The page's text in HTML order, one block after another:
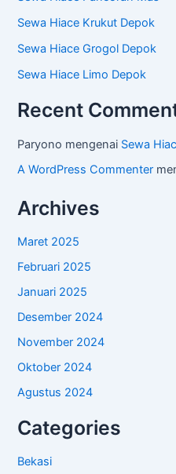
Sewa Hiace Krukut Depok
Sewa Hiace Grogol Depok
Sewa Hiace Limo Depok
Recent
Paryono mengenai Sewa
A WordPress Commenter
Archives
Maret 2025
Februari 2025
Januari 2025
Desember 2024
November 2024
Oktober 2024
Agustus 2024
Categories
Bekasi